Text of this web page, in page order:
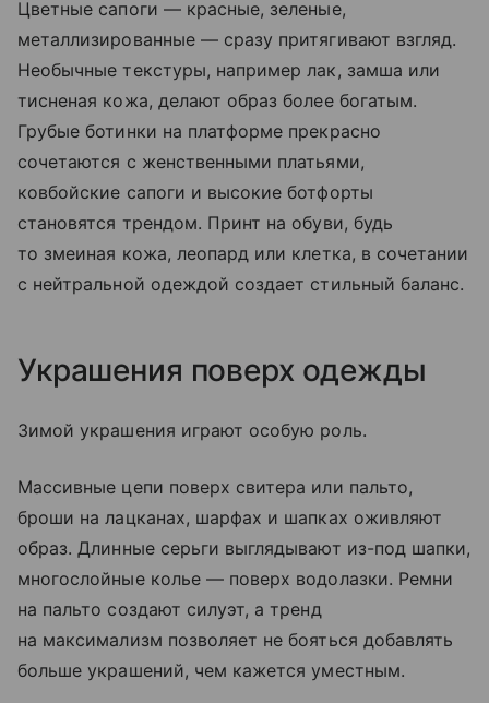
Цветные сапоги — красные, зеленые,
металлизированные — сразу притягивают взгляд.
Необычные текстуры, например лак, замша или
тисненая кожа, делают образ более богатым.
Грубые ботинки на платформе прекрасно
сочетаются с женственными платьями,
ковбойские сапоги и высокие ботфорты
становятся трендом. Принт на обуви, будь
то змеиная кожа, леопард или клетка, в сочетании
с нейтральной одеждой создает стильный баланс.
Украшения поверх одежды
Зимой украшения играют особую роль.
Массивные цепи поверх свитера или пальто,
броши на лацканах, шарфах и шапках оживляют
образ. Длинные серьги выглядывают из-под шапки,
многослойные колье — поверх водолазки. Ремни
на пальто создают силуэт, а тренд
на максимализм позволяет не бояться добавлять
больше украшений, чем кажется уместным.